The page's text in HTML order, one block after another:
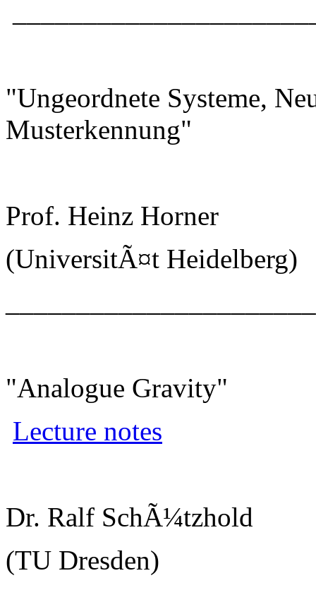
"Ungeordnete Systeme,
Musterkennung"
Prof. Heinz Horner
(UniversitÃ¤t Heidelberg)
"Analogue Gravity"
Lecture notes
Dr. Ralf SchÃ¼tzhold
(TU Dresden)